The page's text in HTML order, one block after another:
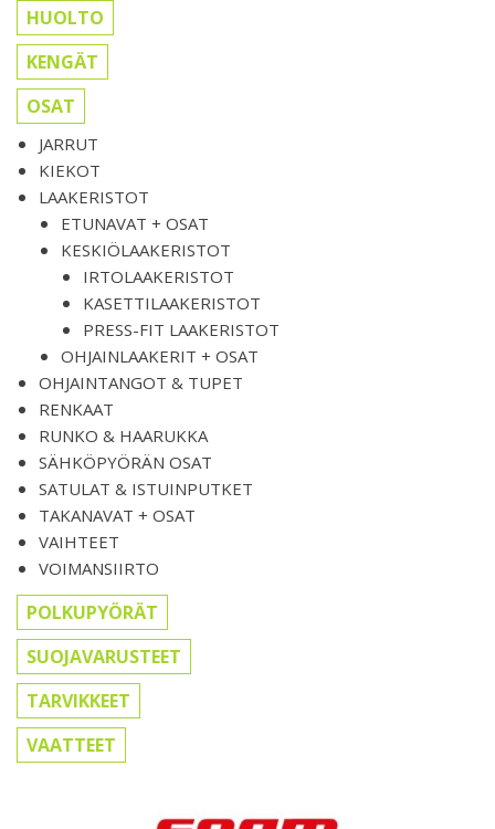
HUOLTO
KENGÄT
OSAT
JARRUT
KIEKOT
LAAKERISTOT
ETUNAVAT + OSAT
KESKIÖLAAKERISTOT
IRTOLAAKERISTOT
KASETTILAAKERISTOT
PRESS-FIT LAAKERISTOT
OHJAINLAAKERIT + OSAT
OHJAINTANGOT & TUPET
RENKAAT
RUNKO & HAARUKKA
SÄHKÖPYÖRÄN OSAT
SATULAT & ISTUINPUTKET
TAKANAVAT + OSAT
VAIHTEET
VOIMANSIIRTO
POLKUPYÖRÄT
SUOJAVARUSTEET
TARVIKKEET
VAATTEET